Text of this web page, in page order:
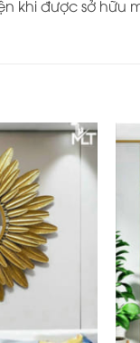
khi được sở